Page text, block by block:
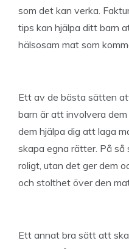
som det kan verka.
tips kan hjälpa ditt barn
hälsosam mat som
Ett av de bästa sätten
barn är att involvera
dem hjälpa dig att laga
skapa egna rätter. På
roligt, utan det ger dem
och stolthet över den
Ett annat bra sätt att